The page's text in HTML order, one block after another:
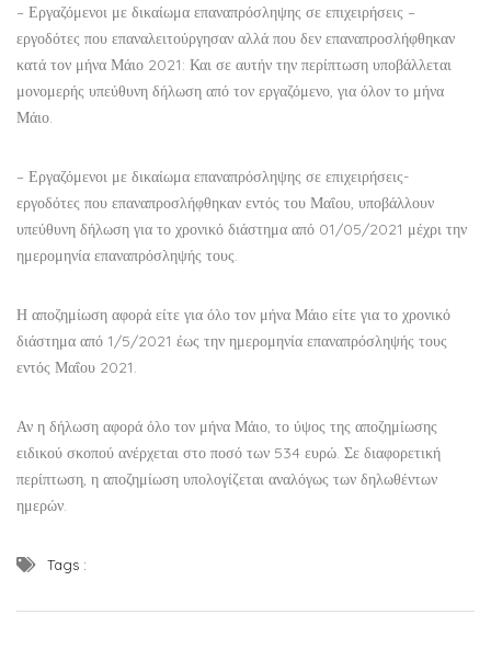
– Εργαζόμενοι με δικαίωμα επαναπρόσληψης σε επιχειρήσεις –
εργοδότες που επαναλειτούργησαν αλλά που δεν επαναπροσλήφθηκαν
κατά τον μήνα Μάιο 2021: Και σε αυτήν την περίπτωση υποβάλλεται
μονομερής υπεύθυνη δήλωση από τον εργαζόμενο, για όλον το μήνα
Μάιο.
– Εργαζόμενοι με δικαίωμα επαναπρόσληψης σε επιχειρήσεις-
εργοδότες που επαναπροσλήφθηκαν εντός του Μαΐου, υποβάλλουν
υπεύθυνη δήλωση για το χρονικό διάστημα από 01/05/2021 μέχρι την
ημερομηνία επαναπρόσληψής τους.
Η αποζημίωση αφορά είτε για όλο τον μήνα Μάιο είτε για το χρονικό
διάστημα από 1/5/2021 έως την ημερομηνία επαναπρόσληψής τους
εντός Μαΐου 2021.
Αν η δήλωση αφορά όλο τον μήνα Μάιο, το ύψος της αποζημίωσης
ειδικού σκοπού ανέρχεται στο ποσό των 534 ευρώ. Σε διαφορετική
περίπτωση, η αποζημίωση υπολογίζεται αναλόγως των δηλωθέντων
ημερών.
Tags :